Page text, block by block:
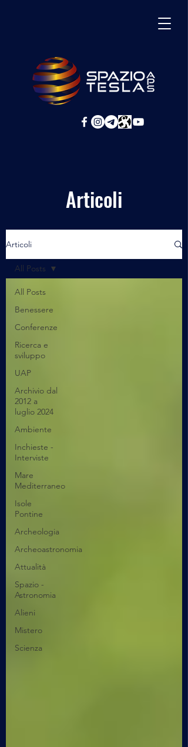
Articoli
Articoli
All Posts
Benessere
Conferenze
Ricerca e
sviluppo
UAP
Archivio dal
2012 a
luglio 2024
Ambiente
Inchieste -
Interviste
Mare
Mediterraneo
Isole
Pontine
Archeologia
Archeoastronomia
Attualità
Spazio -
Astronomia
Alieni
Mistero
Scienza
All Posts